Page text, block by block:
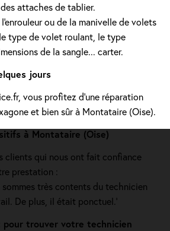
attaches de tablier.
ou de la manivelle de volets
type de volet roulant, le type
de la sangle... carter.
jours
vous profitez d'une réparation
et bien sûr à Montataire (Oise).
à Montataire (Oise)
clients qui nous ont fait confiance
prestation :
sommes très contents du technicien
De plus, il était ponctuel.'
trouver votre technicien